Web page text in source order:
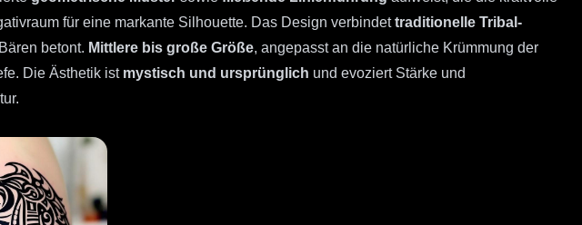
für eine markante Silhouette. Das Design verbindettraditionelle Tribal-
betont. Mittlere bis große Größe, angepasst an die natürliche Krümmung der
Die Ästhetik ist mystisch und ursprünglich und evoziert Stärke und